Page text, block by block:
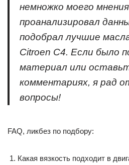
немножко моего
проанализировал
подобрал лучшие
Citroen C4. Если было
материал или
комментариях, я рад
вопросы!
FAQ, ликбез по подбору:
Какая вязкость подходит в